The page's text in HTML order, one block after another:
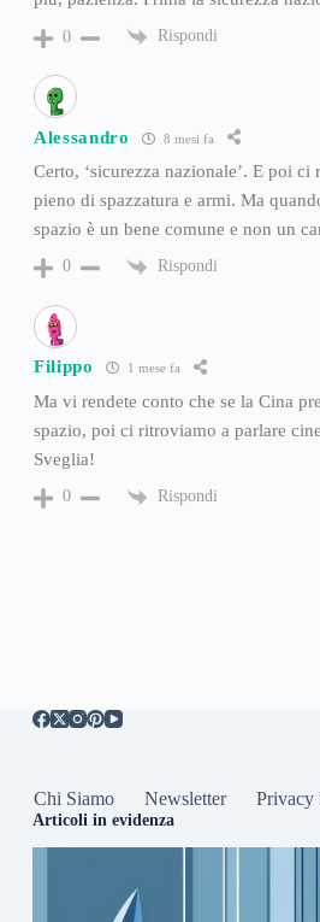
0 Rispondi
Alessandro 8 mesi fa
Certo, ‘sicurezza nazionale’. E poi
pieno di spazzatura e armi. Ma
spazio è un bene comune e non un
0 Rispondi
Filippo 1 mese fa
Ma vi rendete conto che se la Cina
spazio, poi ci ritroviamo a parlare
Sveglia!
0 Rispondi
Chi Siamo Newsletter Privacy
Articoli in evidenza